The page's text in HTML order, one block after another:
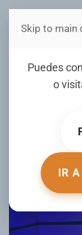
Puedes
o
IR
Skip to main
ESCRITO POR
PUBLICADO EN